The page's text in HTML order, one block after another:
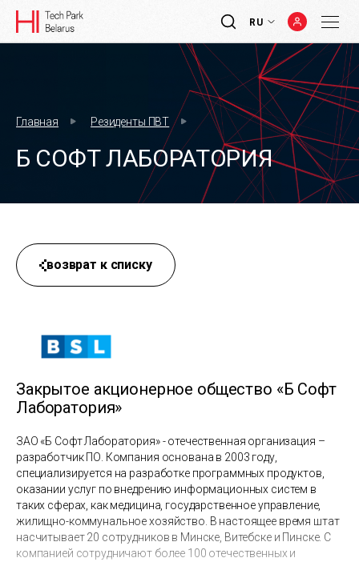
RU
Главная Резиденты ПВТ
Б СОФТ ЛАБОРАТОРИЯ
Закрытое акционерное общество «Б Софт
Лаборатория»
ЗАО «Б Софт Лаборатория» - отечественная организация –
разработчик ПО. Компания основана в 2003 году,
специализируется на разработке программных продуктов,
оказании услуг по внедрению информационных систем в
таких сферах, как медицина, государственное управление,
жилищно-коммунальное хозяйство. В настоящее время штат
насчитывает 20 сотрудников в Минске, Витебске и Пинске. С
компанией сотрудничают более 100 отечественных и
возврат к списку